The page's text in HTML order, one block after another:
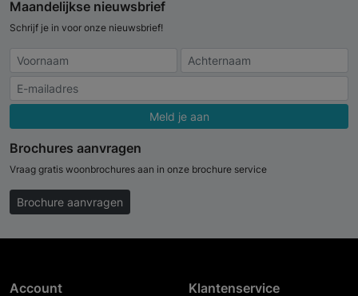
Maandelijkse nieuwsbrief
Schrijf je in voor onze nieuwsbrief!
Meld je aan
Brochures aanvragen
Vraag gratis woonbrochures aan in onze brochure service
Brochure aanvragen
Account Klantenservice